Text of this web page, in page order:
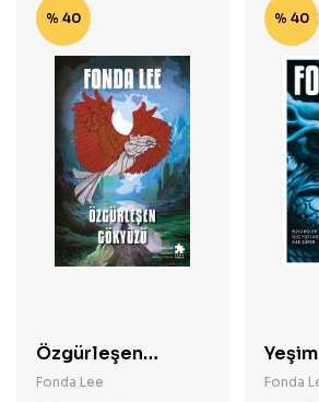
% 40
Özgürleşen
Gökyüzü
Fonda Lee
% 40
Fonda